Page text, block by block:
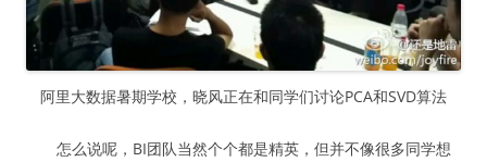
阿里大数据暑期学校，晓风正在和同学们讨论PCA和SVD算法
怎么说呢，BI团队当然个个都是精英，但并不像很多同学想